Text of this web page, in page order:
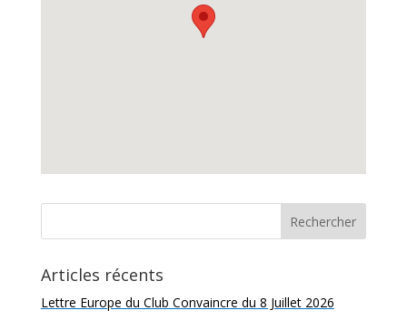
Articles récents
Lettre Europe du Club Convaincre du 8 Juillet 2026